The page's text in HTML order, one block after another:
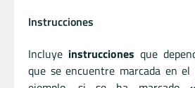
Instrucciones
Incluye instrucciones que
que se encuentre marcada en el